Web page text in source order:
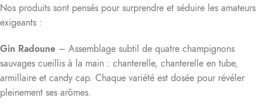
Nos produits sont pensés pour surprendre et séduire les amateurs
exigeants :
Gin Radoune – Assemblage subtil de quatre champignons
sauvages cueillis à la main : chanterelle, chanterelle en tube,
armillaire et candy cap. Chaque variété est dosée pour révéler
pleinement ses arômes.